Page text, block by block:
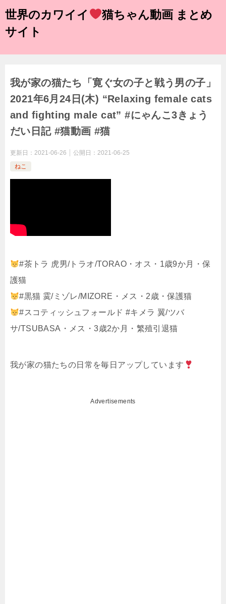
世界のカワイイ
猫ちゃん動画 まとめ
サイト
我が家の猫たち「寛ぐ女の子と戦う男の子」
2021年6月24日(木) “Relaxing female cats
and fighting male cat” #にゃんこ3きょう
だい日記 #猫動画 #猫
更新日： 2021-06-26 公開日： 2021-06-25
ねこ
#茶トラ 虎男/トラオ/TORAO・オス・1歳9か月・保
護猫
#黒猫 霙/ミゾレ/MIZORE・メス・2歳・保護猫
#スコティッシュフォールド #キメラ 翼/ツバ
サ/TSUBASA・メス・3歳2か月・繁殖引退猫
我が家の猫たちの日常を毎日アップしています
Advertisements